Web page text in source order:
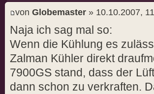
von Globemaster » 10.10.2007,
Naja ich sag mal so:
Wenn die Kühlung es
Zalman Kühler direkt
7900GS stand, dass der
dann schon zu verkraften.